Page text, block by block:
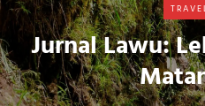
Jurnal Lawu: